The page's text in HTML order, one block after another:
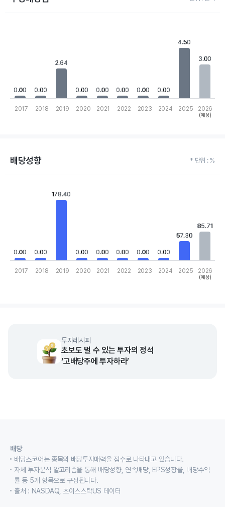
The chart has 1 Y axis displaying values. Data ranges from 0 to
0.00
0.00 0.00
0.00
2.64
2.64
0.00
0.00 0.00
0.00 0.00
0.00 0.00
0.00 0.00
0.00
4.50
4.50
3.00
3.00
2017 2018 2019 2020 2021 2022 2023 2024 2025 2026
(예상)
배당성향 * 단위 : %
Bar chart with 10 bars.
View as data table, Chart
0.00
0.00 0.00
0.00
178.40
178.40
0.00
0.00 0.00
0.00 0.00
0.00 0.00
0.00 0.00
0.00
57.30
57.30
85.71
85.71
2017 2018 2019 2020 2021 2022 2023 2024 2025 2026
(예상)
투자레시피
초보도 벌 수 있는 투자의 정석
‘고배당주에 투자하라’
배당
배당스코어는 종목의 배당투자매력을 점수로 나타내고 있습니다.
자체 투자분석 알고리즘을 통해 배당성향, 연속배당, EPS성장률, 배당수익
률 등 5개 항목으로 구성됩니다.
출처 : NASDAQ, 초이스스탁US 데이터